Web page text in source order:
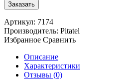
Заказать
Артикул: 7174
Производитель: Pitatel
Избранное Сравнить
Описание
Характеристики
Отзывы (0)